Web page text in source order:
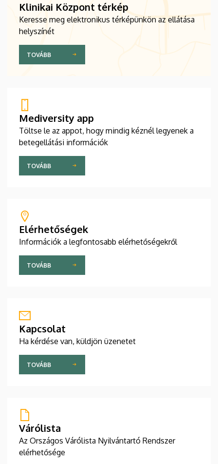
Klinikai Központ térkép
Keresse meg elektronikus térképünkön az ellátása
helyszínét
TOVÁBB
Mediversity app
Töltse le az appot, hogy mindig kéznél legyenek a
betegellátási információk
TOVÁBB
Elérhetőségek
Információk a legfontosabb elérhetőségekről
TOVÁBB
Kapcsolat
Ha kérdése van, küldjön üzenetet
TOVÁBB
Várólista
Az Országos Várólista Nyilvántartó Rendszer
elérhetősége